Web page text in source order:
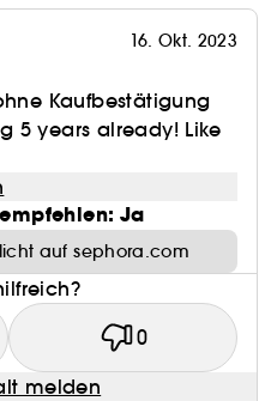
16. Okt. 2023
Kaufbestätigung
5 years already! Like
Ja
auf sephora.com
0
melden